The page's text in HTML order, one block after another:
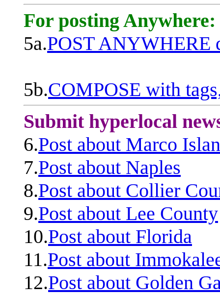
For posting Anywhere:
5a.POST ANYWHERE
5b.COMPOSE with
Submit hyperlocal
6.Post about Marco
7.Post about Naples
8.Post about Collier
9.Post about Lee County
10.Post about Florida
11.Post about
12.Post about Golden